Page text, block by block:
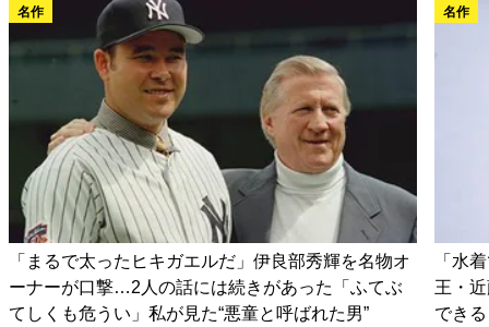
名作
「まるで太ったヒキガエルだ」伊良部秀輝を名物オ
ーナーが口撃…2人の話には続きがあった「ふてぶ
てしくも危うい」私が見た“悪童と呼ばれた男”
名作
「水
王・
でき